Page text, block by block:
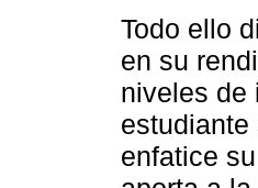
Todo ello
en su
niveles de
enfatice